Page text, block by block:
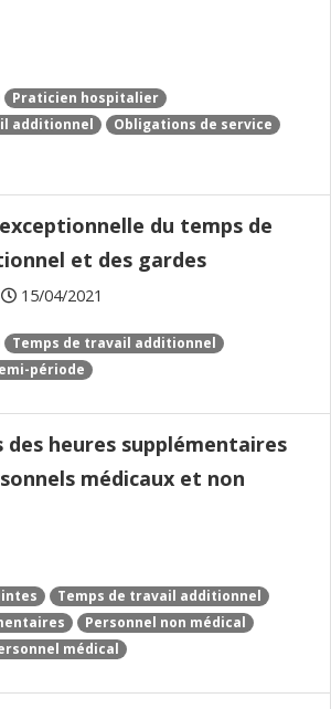
Praticien hospitalier
additionnel
Obligations de service
du temps de
et des gardes
15/04/2021
Temps de travail additionnel
période
heures supplémentaires
médicaux et non
Temps de travail additionnel
Personnel non médical
médical